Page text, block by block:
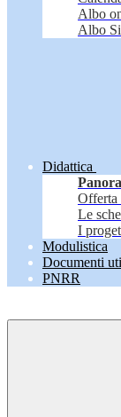
Albo
Albo
Didattica
Offerta
Le
I
Modulistica
Documenti
PNRR